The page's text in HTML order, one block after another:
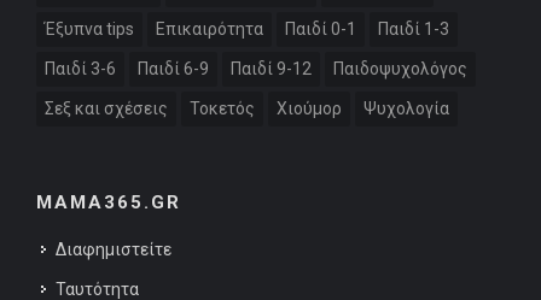
Έξυπνα tips Επικαιρότητα Παιδί 0-1 Παιδί 1-3
Παιδί 3-6 Παιδί 6-9 Παιδί 9-12 Παιδοψυχολόγος
Σεξ και σχέσεις Τοκετός Χιούμορ Ψυχολογία
MAMA365.GR
Διαφημιστείτε
Ταυτότητα